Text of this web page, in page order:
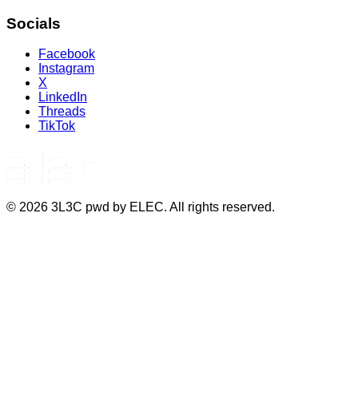
Socials
Facebook
Instagram
X
LinkedIn
Threads
TikTok
© 2026 3L3C pwd by ELEC. All rights reserved.